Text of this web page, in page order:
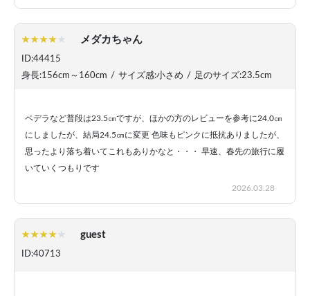
メダカちゃん
ID:44415
身長:156cm～160cm / サイズ感:小さめ / 足のサイズ:23.5cm
ペデラなど普段は23.5㎝ですが、ほかの方のレビューを参考に24.0㎝
にしましたが、結局24.5㎝に変更 色味もピンクに抵抗ありましたが、
思ったより落ち着いてこれもありかなと・・・ 早速、春先の旅行に履
いていくつもりです
2026.03.28
guest
ID:40713